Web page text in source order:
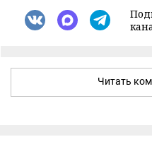
Читать